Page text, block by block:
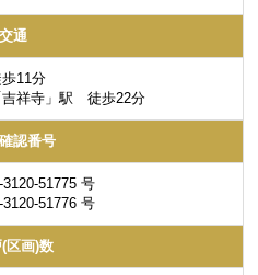
交通
11分
吉祥寺」駅 徒歩22分
認番号
51775 号
51776 号
区画)数